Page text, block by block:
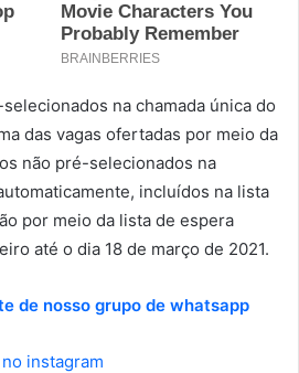
na chamada única do
das vagas ofertadas por meio da
não pré-selecionados na
incluídos na lista
por meio da lista de espera
até o dia 18 de março de 2021.
de nosso grupo de whatsapp
instagram